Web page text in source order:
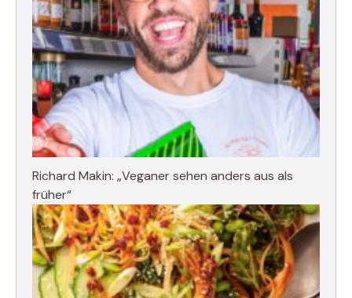
Richard Makin: „Veganer sehen anders aus als
früher“